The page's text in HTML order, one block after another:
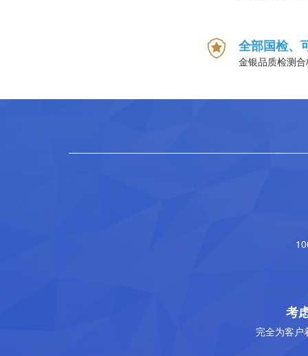
全部国检、
金银品质检测
考
完全为客户